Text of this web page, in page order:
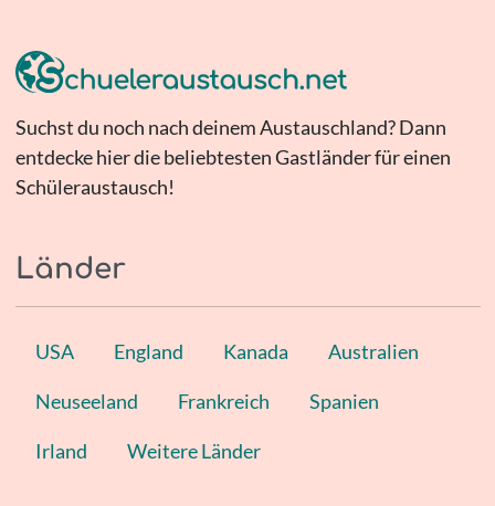
Suchst du noch nach deinem Austauschland? Dann
entdecke hier die beliebtesten Gastländer für einen
Schüleraustausch!
Länder
USA England Kanada Australien
Neuseeland Frankreich Spanien
Irland Weitere Länder